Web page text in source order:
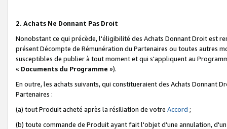
2. Achats Ne Donnant Pas Droit
Nonobstant ce qui précède, l'éligibilité des Achats Donnant Droit est
présent Décompte de Rémunération du Partenaires ou toutes autres
susceptibles de publier à tout moment et qui s'appliquent au
« Documents du Programme »).
En outre, les achats suivants, qui constitueraient des Achats Donnant
Partenaires :
(a) tout Produit acheté après la résiliation de votre Accord ;
(b) toute commande de Produit ayant fait l'objet d'une annulation,